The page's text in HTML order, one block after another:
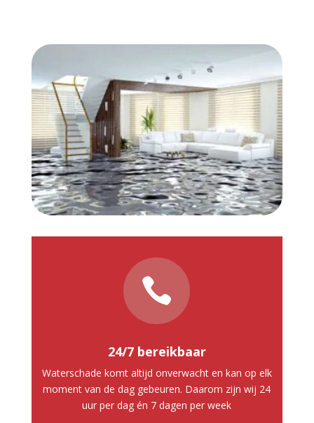

24/7 bereikbaar
Waterschade komt altijd onverwacht en kan op elk
moment van de dag gebeuren. Daarom zijn wij 24
uur per dag én 7 dagen per week